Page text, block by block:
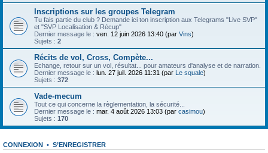
Inscriptions sur les groupes Telegram
Tu fais partie du club ? Demande ici ton inscription aux Telegrams "Live SVP"
et "SVP Localisation & Récup"
Dernier message le : ven. 12 juin 2026 13:40 (par Vins)
Sujets : 2
Récits de vol, Cross, Compète...
Echange, retour sur un vol, résultat... pour amateurs d'analyse et de narration.
Dernier message le : lun. 27 juil. 2026 11:31 (par Le squale)
Sujets : 372
Vade-mecum
Tout ce qui concerne la règlementation, la sécurité...
Dernier message le : mar. 4 août 2026 13:03 (par casimou)
Sujets : 170
CONNEXION • S’ENREGISTRER